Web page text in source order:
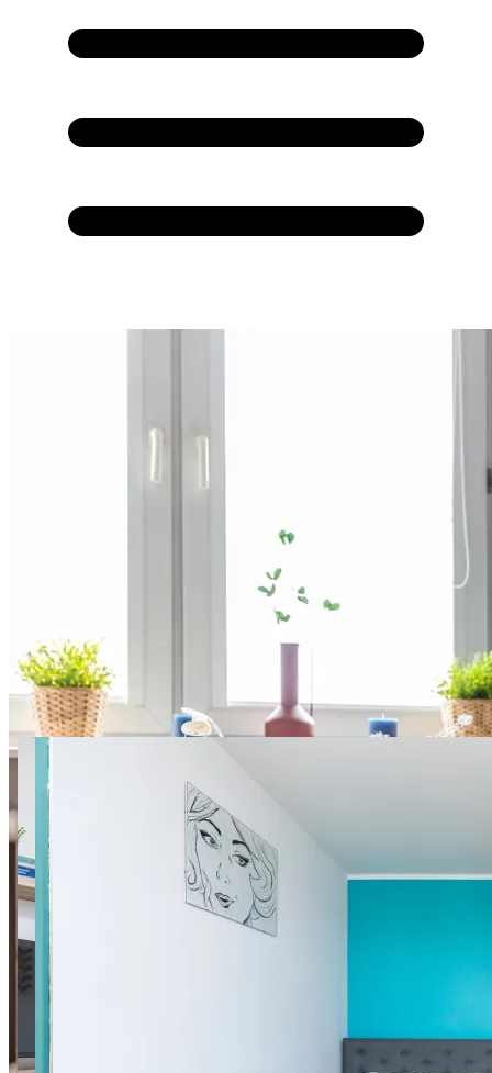
14 фото
Dolna 4 SuperApart